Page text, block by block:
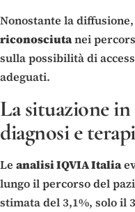
Nonostante la
riconosciutanei
sulla possibilità di
adeguati.
La situazione
diagnosi e
Le analisi IQVIA Italia
lungo il percorso del
stimata del 3,1%, solo il